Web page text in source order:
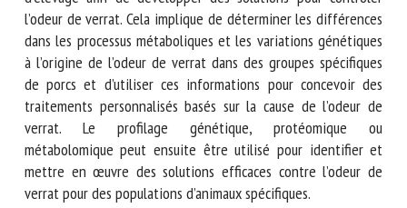
une approche précise de la gestion d’élevage afin de
développer des solutions pour contrôler l’odeur de verrat.
Cela implique de déterminer les différences dans les
processus métaboliques et les variations génétiques à
l’origine de l’odeur de verrat dans des groupes spécifiques
de porcs et d’utiliser ces informations pour concevoir des
traitements personnalisés basés sur la cause de l’odeur de
verrat. Le profilage génétique, protéomique ou
métabolomique peut ensuite être utilisé pour identifier et